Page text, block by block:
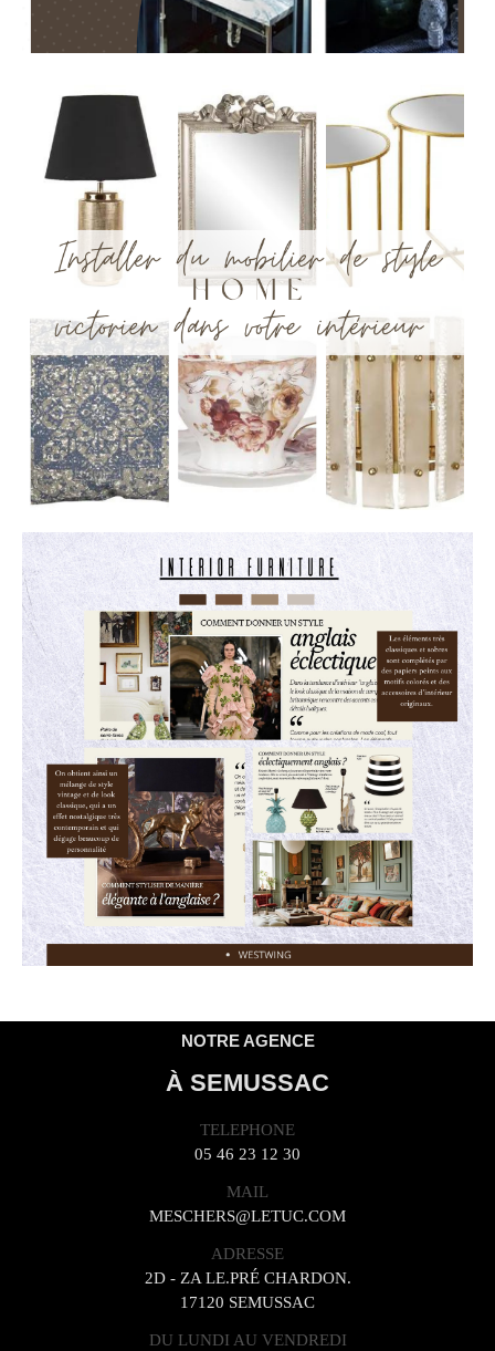
NOTRE AGENCE
À SEMUSSAC
TELEPHONE
05 46 23 12 30
MAIL
MESCHERS@LETUC.COM
ADRESSE
2D - ZA LE.PRÉ CHARDON.
17120 SEMUSSAC
DU LUNDI AU VENDREDI